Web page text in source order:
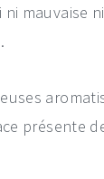
ni
présente